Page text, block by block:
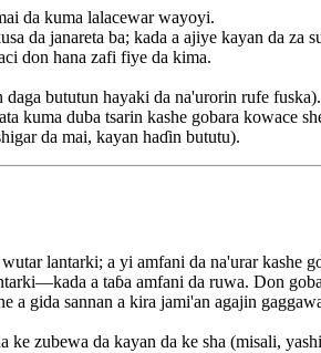
da kuma lalacewar wayoyi.
da janareta ba; kada a ajiye kayan da
don hana zafi fiye da kima.
daga bututun hayaki da na'urorin rufe fuska).
kuma duba tsarin kashe gobara kowace
da mai, kayan haɗin bututu).
lantarki; a yi amfani da na'urar kashe
a taɓa amfani da ruwa. Don
a gida sannan a kira jami'an agajin
zubewa da kayan da ke sha (misali,